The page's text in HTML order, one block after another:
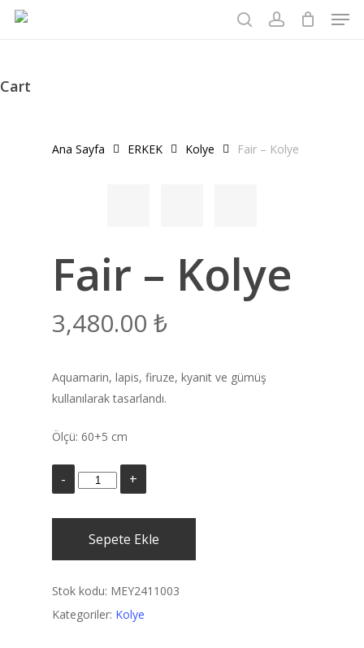
Skip
Cart
Ana Sayfa
ERKEK Kolye Fair – Kolye
Fair – Kolye
3,480.00 ₺
Aquamarin, lapis, firuze, kyanit ve gümüş
kullanılarak tasarlandı.
Ölçü: 60+5 cm
Sepete Ekle
Stok kodu: MEY2411003
Kategoriler: Kolye